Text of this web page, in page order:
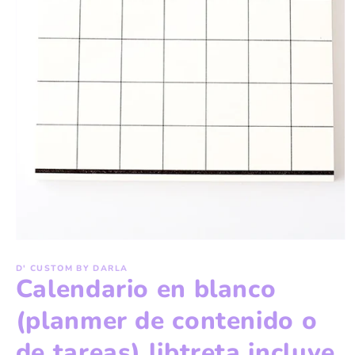
1
in
modal
D' CUSTOM BY DARLA
Calendario en blanco
(planmer de contenido o